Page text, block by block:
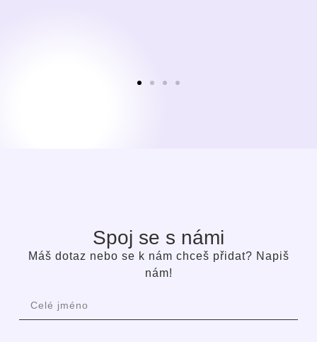
Spoj se s námi
Máš dotaz nebo se k nám chceš přidat? Napiš
nám!